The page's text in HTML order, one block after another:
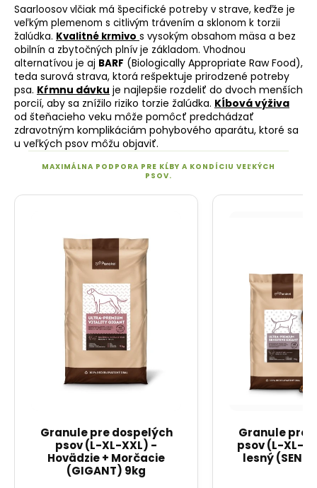
Saarloosov vlčiak má špecifické potreby v strave, keďže je
veľkým plemenom s citlivým trávením a sklonom k torzii
žalúdka. Kvalitné krmivo s vysokým obsahom mäsa a bez
obilnín a zbytočných plnív je základom. Vhodnou
alternatívou je aj BARF (Biologically Appropriate Raw Food),
teda surová strava, ktorá rešpektuje prirodzené potreby
psa. Kŕmnu dávku je najlepšie rozdeliť do dvoch menších
porcií, aby sa znížilo riziko torzie žalúdka. Kĺbová výživa
od šteňacieho veku môže pomôcť predchádzať
zdravotným komplikáciám pohybového aparátu, ktoré sa
u veľkých psov môžu objaviť.